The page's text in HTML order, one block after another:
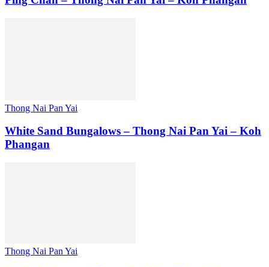
Thong Nai Pan Yai
White Sand Bungalows – Thong Nai Pan Yai – Koh
Phangan
Thong Nai Pan Yai